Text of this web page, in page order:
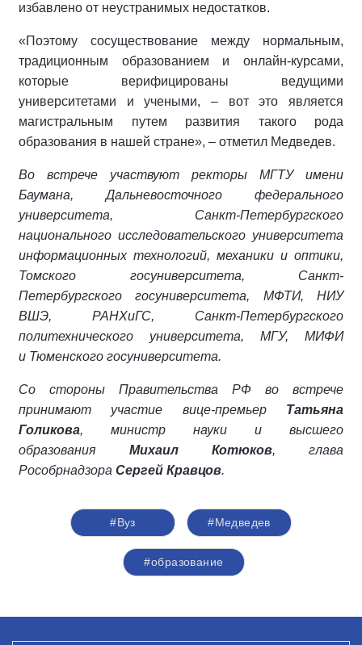
избавлено от неустранимых недостатков.
«Поэтому сосуществование между нормальным,
традиционным образованием и онлайн-курсами,
которые верифицированы ведущими
университетами и учеными, – вот это является
магистральным путем развития такого рода
образования в нашей стране», – отметил Медведев.
Во встрече участвуют ректоры МГТУ имени
Баумана, Дальневосточного федерального
университета, Санкт-Петербургского
национального исследовательского университета
информационных технологий, механики и оптики,
Томского госуниверситета, Санкт-
Петербургского госуниверситета, МФТИ, НИУ
ВШЭ, РАНХиГС, Санкт-Петербургского
политехнического университета, МГУ, МИФИ
и Тюменского госуниверситета.
Со стороны Правительства РФ во встрече
принимают участие вице-премьер Татьяна
Голикова, министр науки и высшего
образования Михаил Котюков, глава
Рособрнадзора Сергей Кравцов.
#Вуз #Медведев
#образование